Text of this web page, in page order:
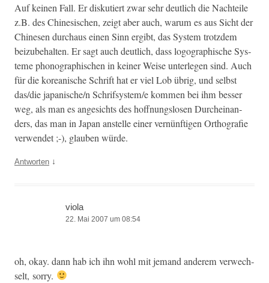
Auf keinen Fall. Er disku­tiert zwar sehr deut­lich die Nachteile
z.B. des Chi­ne­sis­chen, zeigt aber auch, warum es aus Sicht der
Chi­ne­sen dur­chaus einen Sinn ergibt, das Sys­tem trotz­dem
beizube­hal­ten. Er sagt auch deut­lich, dass logographis­che Sys­
teme phono­graphis­chen in kein­er Weise unter­legen sind. Auch
für die kore­anis­che Schrift hat er viel Lob übrig, und selb­st
das/die japanische/n Schrifsystem/e kom­men bei ihm bess­er
weg, als man es angesichts des hoff­nungslosen Durcheinan­
ders, das man in Japan anstelle ein­er vernün­fti­gen Orthografie
ver­wen­det ;-), glauben würde.
Antworten ↓
viola
22. Mai 2007 um 08:54
oh, okay. dann hab ich ihn wohl mit jemand anderem ver­wech­
selt, sorry.